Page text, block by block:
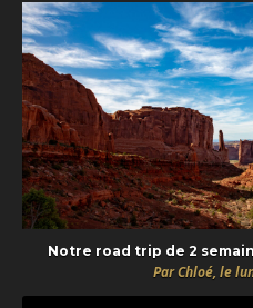
Notre road trip de 2
Par Chloé, le